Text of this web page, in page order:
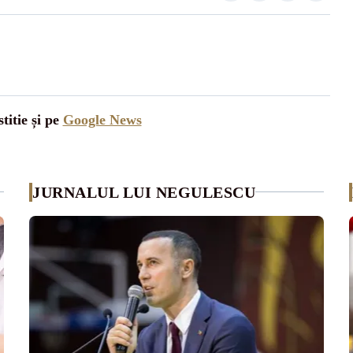
și pe Google News
JURNALUL LUI NEGULESCU